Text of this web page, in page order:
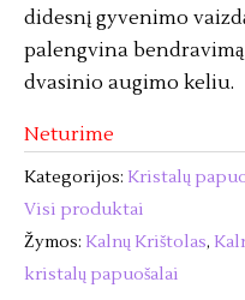
didesnį gyvenimo
palengvina
dvasinio augimo keliu.
Neturime
Kategorijos: Kristalų
Visi produktai
Žymos: Kalnų Krištolas,
kristalų papuošalai